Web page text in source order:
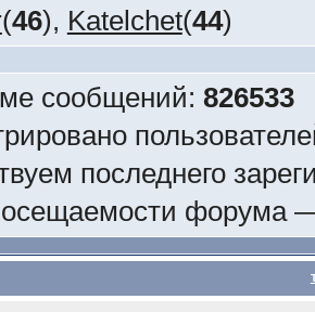
(46), Katelchet(44)
сообщений: 826533
последнего
форума